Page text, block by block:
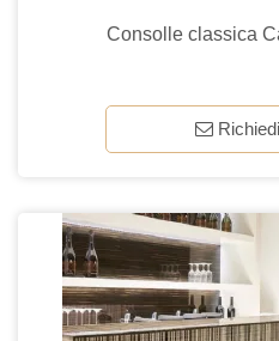
Consolle classica